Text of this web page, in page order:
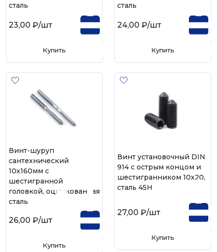
сталь
23,00 ₽/шт
Купить
сталь
24,00 ₽/шт
Купить
Винт-шуруп
сантехнический
10х160мм с
шестигранной
головкой, оцинкованная
сталь
26,00 ₽/шт
Купить
Винт установочный DIN
914 с острым концом и
шестигранником 10х20,
сталь 45H
27,00 ₽/шт
Купить